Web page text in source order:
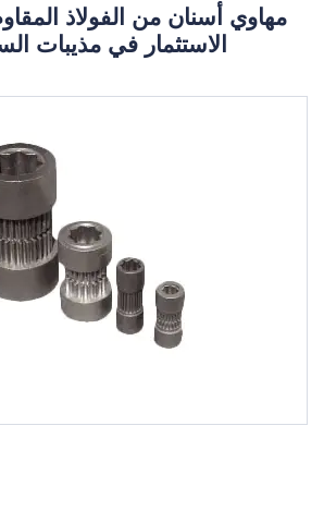
مهاوي أسنان من الفولاذ
الاستثمار في مذيبات